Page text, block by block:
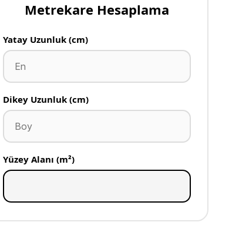
Metrekare Hesaplama
Yatay Uzunluk (cm)
Dikey Uzunluk (cm)
Yüzey Alanı (m²)